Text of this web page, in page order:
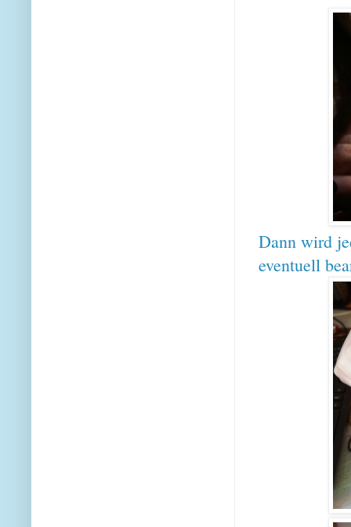
Dann wird
eventuell